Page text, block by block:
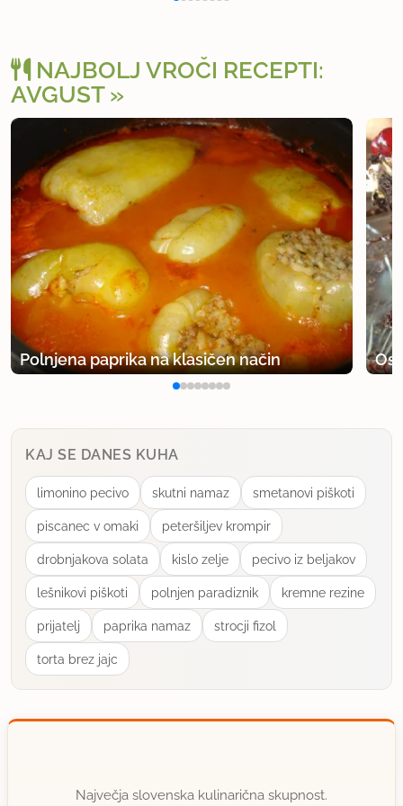
NAJBOLJ VROČI RECEPTI:
AVGUST
Polnjena paprika na klasičen način
KAJ SE DANES KUHA
limonino pecivo skutni namaz smetanovi piškoti
piscanec v omaki peteršiljev krompir
drobnjakova solata kislo zelje pecivo iz beljakov
lešnikovi piškoti polnjen paradiznik kremne rezine
prijatelj paprika namaz strocji fizol
torta brez jajc
Največja slovenska kulinarična skupnost.